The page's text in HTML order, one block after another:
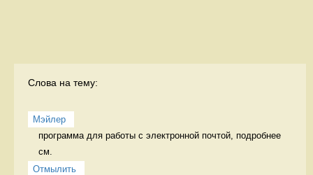
Слова на тему:
Мэйлер
программа для работы с электронной почтой, подробнее
см.
Отмылить